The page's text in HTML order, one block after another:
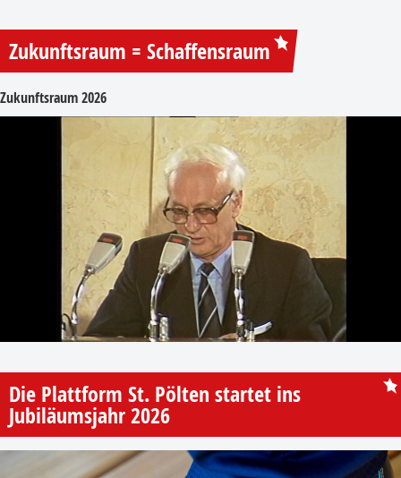
Zukunftsraum = Schaffensraum
Zukunftsraum 2026
Die Plattform St. Pölten startet ins
Jubiläumsjahr 2026